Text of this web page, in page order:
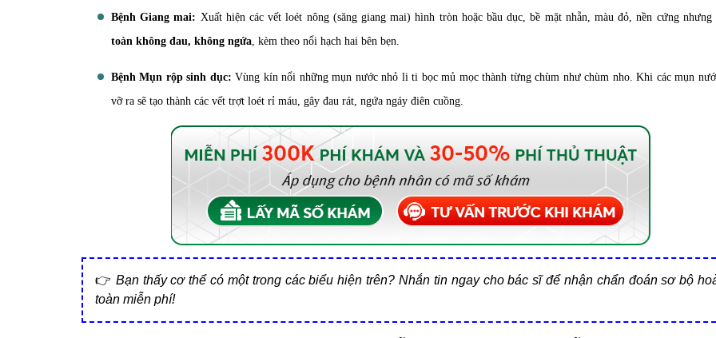
Bệnh Giang mai: Xuất hiện các vết loét nông (săng giang mai) hình tròn hoặc bầu dục, bề mặt nhẵn, màu đỏ, nền cứng nhưng
toàn không đau, không ngứa, kèm theo nổi hạch hai bên bẹn.
Bệnh Mụn rộp sinh dục: Vùng kín nổi những mụn nước nhỏ li ti bọc mủ mọc thành từng chùm như chùm nho. Khi các mụn
vỡ ra sẽ tạo thành các vết trợt loét rỉ máu, gây đau rát, ngứa ngáy điên cuồng.
👉 Bạn thấy cơ thể có một trong các biểu hiện trên? Nhắn tin ngay cho bác sĩ để nhận chẩn đoán sơ bộ
toàn miễn phí!